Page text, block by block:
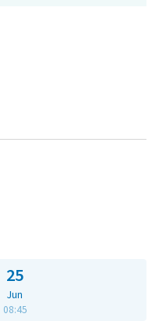
25
Jun
08:45